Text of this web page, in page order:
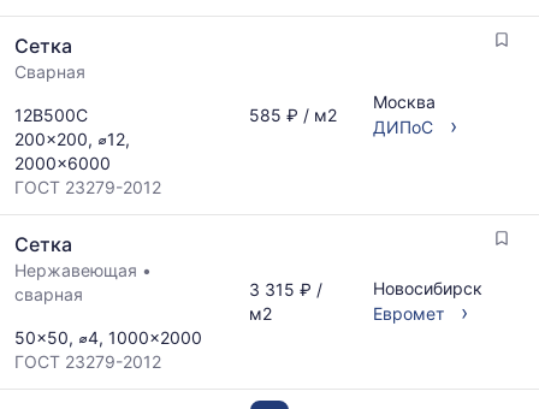
Сетка
Сварная
12В500С
200x200, ⌀12,
2000x6000
ГОСТ 23279-2012
585 ₽ / м2
Москва
ДИПоС
›
Сетка
Нержавеющая •
сварная
50x50, ⌀4, 1000x2000
ГОСТ 23279-2012
3 315 ₽ /
м2
Новосибирск
Евромет
›